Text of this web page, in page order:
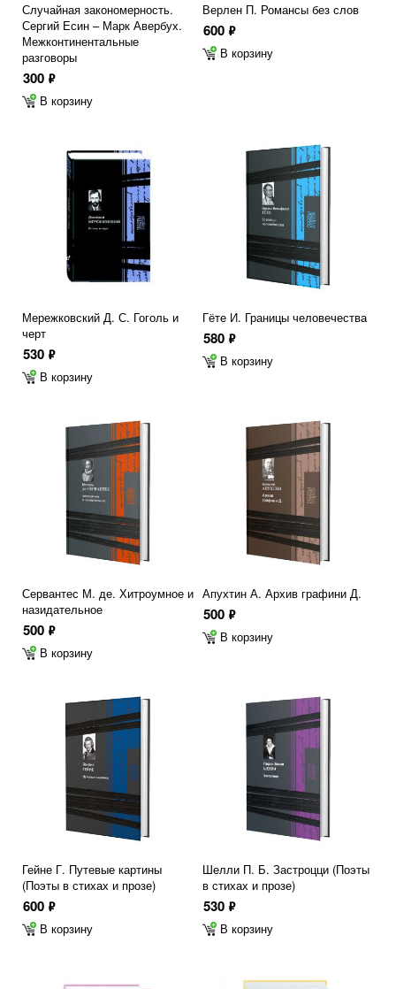
Случайная закономерность.
Сергий Есин – Марк Авербух.
Межконтинентальные
разговоры
300 ф
В корзину
Верлен П. Романсы без слов
600 ф
В корзину
Мережковский Д. С. Гоголь и
черт
530 ф
В корзину
Гёте И. Границы человечества
580 ф
В корзину
Сервантес М. де. Хитроумное и
назидательное
500 ф
В корзину
Апухтин А. Архив графини Д.
500 ф
В корзину
Гейне Г. Путевые картины
(Поэты в стихах и прозе)
600 ф
В корзину
Шелли П. Б. Застроцци (Поэты
в стихах и прозе)
530 ф
В корзину